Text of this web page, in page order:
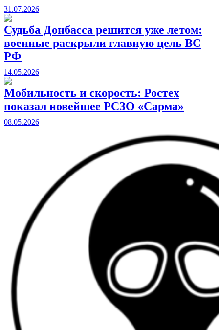
31.07.2026
Судьба Донбасса решится уже летом:
военные раскрыли главную цель ВС
РФ
14.05.2026
Мобильность и скорость: Ростех
показал новейшее РСЗО «Сарма»
08.05.2026